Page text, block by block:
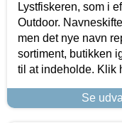
Lystfiskeren, som i
Outdoor.
men det nye navn
sortiment, butikken
til at indeholde. Klik
Se